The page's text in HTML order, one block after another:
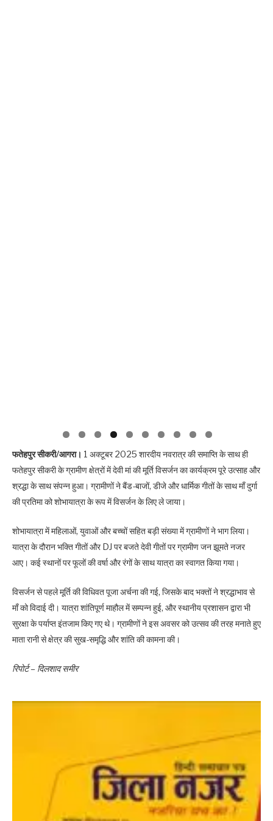
फतेहपुर सीकरी/आगरा। 1 अक्टूबर 2025 शारदीय नवरात्र की समाप्ति के साथ ही
फतेहपुर सीकरी के ग्रामीण क्षेत्रों में देवी मां की मूर्ति विसर्जन का कार्यक्रम पूरे उत्साह और
श्रद्धा के साथ संपन्न हुआ। ग्रामीणों ने बैंड-बाजों, डीजे और धार्मिक गीतों के साथ माँ दुर्गा
की प्रतिमा को शोभायात्रा के रूप में विसर्जन के लिए ले जाया।
शोभायात्रा में महिलाओं, युवाओं और बच्चों सहित बड़ी संख्या में ग्रामीणों ने भाग लिया।
यात्रा के दौरान भक्ति गीतों और DJ पर बजते देवी गीतों पर ग्रामीण जन झूमते नजर
आए। कई स्थानों पर फूलों की वर्षा और रंगों के साथ यात्रा का स्वागत किया गया।
विसर्जन से पहले मूर्ति की विधिवत पूजा अर्चना की गई, जिसके बाद भक्तों ने श्रद्धाभाव से
माँ को विदाई दी। यात्रा शांतिपूर्ण माहौल में सम्पन्न हुई, और स्थानीय प्रशासन द्वारा भी
सुरक्षा के पर्याप्त इंतजाम किए गए थे। ग्रामीणों ने इस अवसर को उत्सव की तरह मनाते हुए
माता रानी से क्षेत्र की सुख-समृद्धि और शांति की कामना की।
रिपोर्ट – दिलशाद समीर